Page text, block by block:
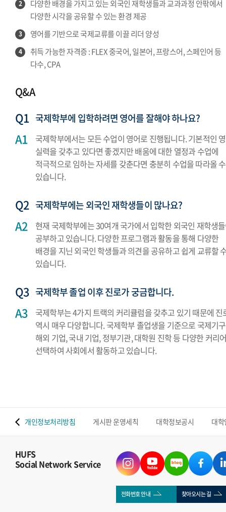
2
다양한 배경을 가지고 있는 외국인 재학생들과 교과과정 안팎에서
다양한 시각을 공유할 수 있는 환경 제공
3 영어를 기반으로 국제교류를 이끌 리더 양성
4
취득 가능한 자격증 : FLEX 중국어, 일본어, 프랑스어, 스페인어 등
다수, CPA
Q&A
국제학부에 입학하려면 영어를 잘해야 하나요?
국제학부에서는 모든 수업이 영어로 진행됩니다. 기본적인
실력을 갖추고 있다면 좋겠지만 배움에 대한 열정과 수업에
적극적으로 임하는 자세를 갖춘다면 충분히 수업을 따라올 수
있습니다.
국제학부에는 외국인 재학생들이 많나요?
현재 국제학부에는 30여개 국가에서 입학한 외국인 재학생
공부하고 있습니다. 다양한 프로그램과 활동을 통해 다양한
배경을 지닌 외국인 학생들과 의견을 공유하고 쉽게 교류할
있습니다.
국제학부 졸업 이후 진로가 궁금합니다.
국제학부는 4가지 트랙의 커리큘럼을 갖추고 있기 때문에 진
역시 매우 다양합니다. 국제학부 졸업생을 기준으로 국제기
해외 기업, 국내 기업, 정부기관, 대학원 진학 등 다양한 커리
선택하여 사회에서 활동하고 있습니다.
개인정보처리방침 게시판 운영세칙 대학정보공시 대
HUFS
Social Network Service
전화번호 안내 찾아오시는 길